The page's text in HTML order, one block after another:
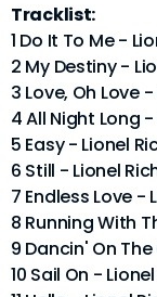
Tracklist:
1 Do It To Me -
2 My Destiny -
3 Love, Oh Love
4 All Night Long
5 Easy - Lionel
6 Still - Lionel
7 Endless Love -
8 Running With
9 Dancin' On
10 Sail On -